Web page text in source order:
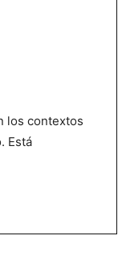
los contextos
Está